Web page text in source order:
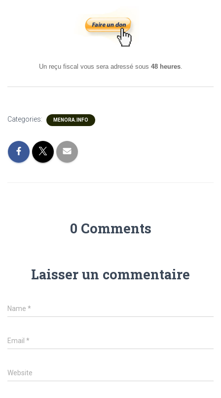
Un reçu fiscal vous sera adressé sous 48 heures.
Categories: MENORA.INFO
0 Comments
Laisser un commentaire
Name *
Email *
Website